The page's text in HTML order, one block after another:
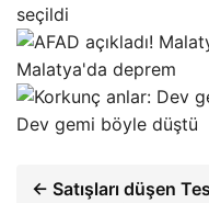
seçildi
Malatya'da deprem
Dev gemi böyle düştü
← Satışları düşen